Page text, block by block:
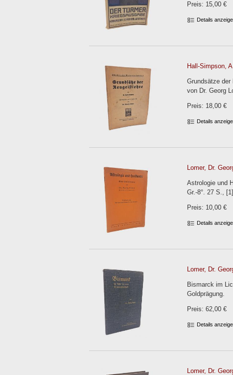
Preis: 15,00 €
Details
Hall-Simpson,
Grundsätze
von Dr. Georg
Preis: 18,00 €
Details
Lomer, Dr.
Astrologie und
Gr.-8°. 27 S.,
Preis: 10,00 €
Details
Lomer, Dr.
Bismarck im
Goldprägung.
Preis: 62,00 €
Details
Lomer, Dr.